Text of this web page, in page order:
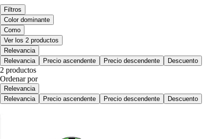
Filtros
Color dominante
Como
Ver los 2 productos
Relevancia
Relevancia
Precio ascendente Precio descendente Descuento
2 productos
Ordenar por
Relevancia
Relevancia
Precio ascendente Precio descendente Descuento